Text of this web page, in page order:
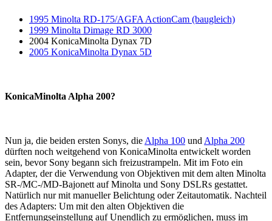
1995 Minolta RD-175/AGFA ActionCam (baugleich)
1999 Minolta Dimage RD 3000
2004 KonicaMinolta Dynax 7D
2005 KonicaMinolta Dynax 5D
KonicaMinolta Alpha 200?
Nun ja, die beiden ersten Sonys, die Alpha 100 und Alpha 200
dürften noch weitgehend von KonicaMinolta entwickelt worden
sein, bevor Sony begann sich freizustrampeln. Mit im Foto ein
Adapter, der die Verwendung von Objektiven mit dem alten Minolta
SR-/MC-/MD-Bajonett auf Minolta und Sony DSLRs gestattet.
Natürlich nur mit manueller Belichtung oder Zeitautomatik. Nachteil
des Adapters: Um mit den alten Objektiven die
Entfernungseinstellung auf Unendlich zu ermöglichen, muss im